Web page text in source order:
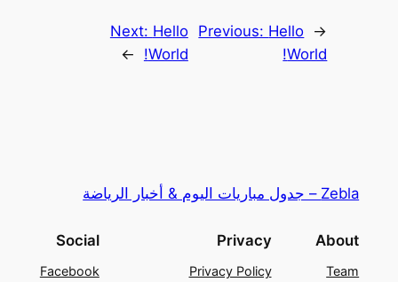
←
Previous: Hello
World!
Next: Hello
World!
→
Zebla – جدول مباريات اليوم & أخبار الرياضة
About
Team
Privacy
Privacy Policy
Social
Facebook